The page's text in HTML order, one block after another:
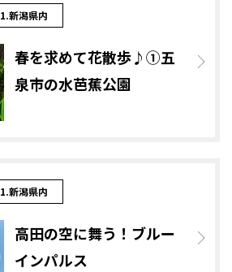
1.新潟県内
春を求めて花散歩♪①五
泉市の水芭蕉公園
1.新潟県内
高田の空に舞う！ブルー
インパルス